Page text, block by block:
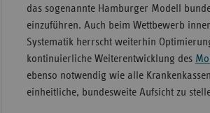
das sogenannte Hamburger Modell
einzuführen. Auch beim Wettbewerb
Systematik herrscht weiterhin
kontinuierliche Weiterentwicklung des
ebenso notwendig wie alle
einheitliche, bundesweite Aufsicht zu